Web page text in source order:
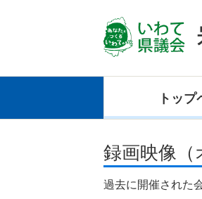
トップ
録画映像（
過去に開催された